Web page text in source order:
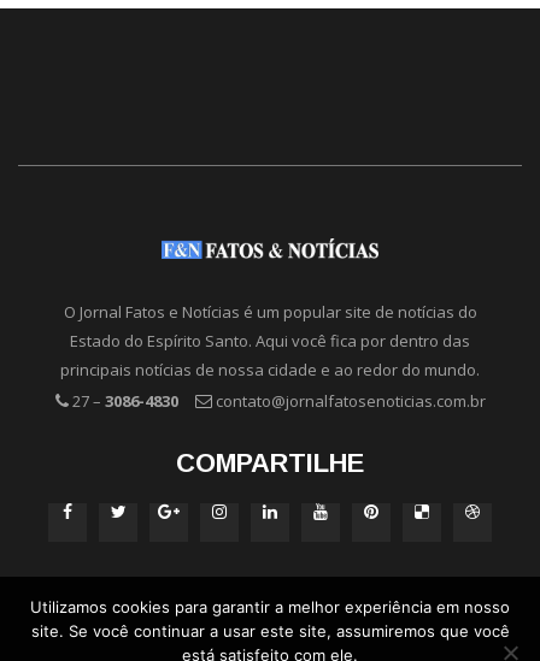
O Jornal Fatos e Notícias é um popular site de notícias do
Estado do Espírito Santo. Aqui você fica por dentro das
principais notícias de nossa cidade e ao redor do mundo.
27 – 3086-4830 contato@jornalfatosenoticias.com.br
COMPARTILHE
Utilizamos cookies para garantir a melhor experiência em nosso
site. Se você continuar a usar este site, assumiremos que você
está satisfeito com ele.